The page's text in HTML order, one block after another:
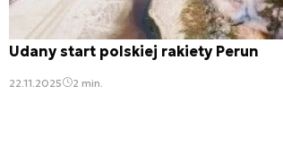
Udany start polskiej rakiety Perun
22.11.2025 2 min.